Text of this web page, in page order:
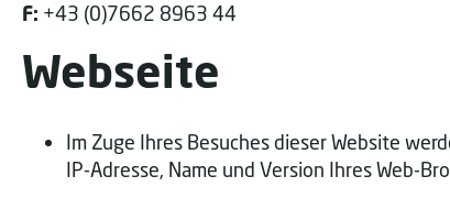
F: +43 (0)7662 8963 44
Webseite
Im Zuge Ihres Besuches dieser Website
IP-Adresse, Name und Version Ihres Web-